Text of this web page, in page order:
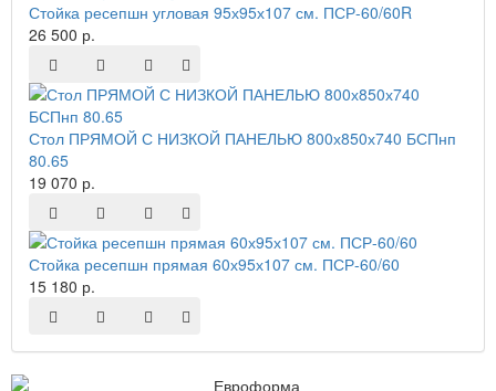
Стойка ресепшн угловая 95х95х107 см. ПСР-60/60R
26 500 р.
Стол ПРЯМОЙ С НИЗКОЙ ПАНЕЛЬЮ 800х850х740 БСПнп
80.65
19 070 р.
Стойка ресепшн прямая 60х95х107 см. ПСР-60/60
15 180 р.